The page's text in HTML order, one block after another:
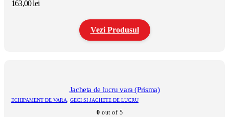
alese
163,00lei
Vezi Produsul
variații.
Opțiunile
Jacheta de lucru vara (Prisma)
ECHIPAMENT DE VARA, GECI SI JACHETE DE LUCRU
0 out of 5